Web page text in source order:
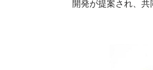
開発が提案され、共